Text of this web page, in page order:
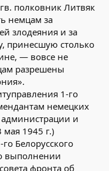
полковник Литвяк
немцам за
злодеяния и за
принесшую столько
— вовсе не
разрешены
1-го
немецких
и
1945 г.)
Белорусского
выполнении
фронта об